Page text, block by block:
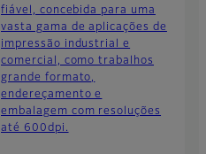
fiável, concebida para uma
vasta gama de aplicações de
impressão industrial e
comercial, como trabalhos
grande formato,
endereçamento e
embalagem com resoluções
até 600dpi.